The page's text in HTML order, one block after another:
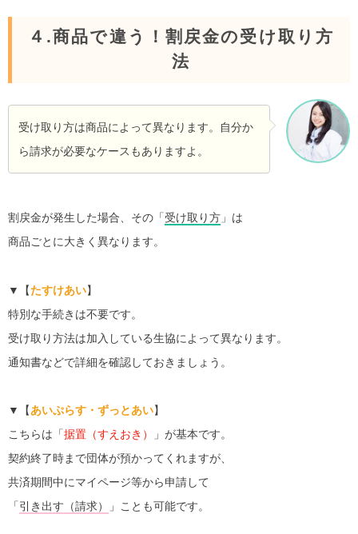
４.商品で違う！割戻金の受け取り方
法
受け取り方は商品によって異なります。自分か
ら請求が必要なケースもありますよ。
割戻金が発生した場合、その「受け取り方 」は
商品ごとに大きく異なります。
▼【たすけあい】
特別な手続きは不要です。
受け取り方法は加入している生協によって異なります。
通知書などで詳細を確認しておきましょう。
▼【あいぷらす・ずっとあい】
こちらは「据置（すえおき）
」が基本です。
契約終了時まで団体が預かってくれますが、
共済期間中にマイページ等から申請して
「引き出す（請求） 」ことも可能です。